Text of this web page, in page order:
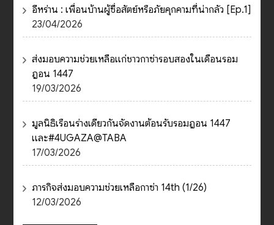
อีหร่าน : เพื่อนบ้านผู้ซื่อสัตย์หรือภัยคุกคามที่น่ากลัว [Ep.1]
23/04/2026
ส่งมอบความช่วยเหลือแก่ชาวกาซ่ารอบสองในเดือนรอม
ฎอน 1447
19/03/2026
มูลนิธิเรือนร่างเดียวกันจัดงานต้อนรับรอมฎอน 1447
และ#4UGAZA@TABA
17/03/2026
ภารกิจส่งมอบความช่วยเหลือกาซ่า 14th (1/26)
12/03/2026